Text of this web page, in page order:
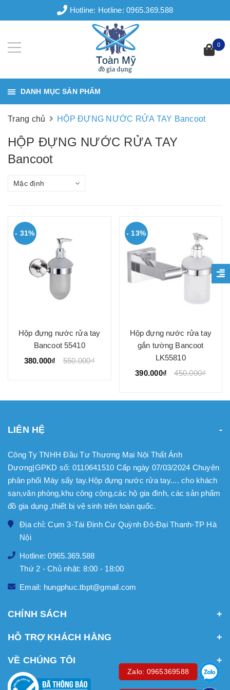
Hotline: Hotline: 0965.369.588
0
DANH MỤC SẢN PHẨM
Trang chủ HỘP ĐỰNG NƯỚC RỬA TAY Bancoot
HỘP ĐỰNG NƯỚC RỬA TAY
Bancoot
Mặc định
- 31%
Hộp đựng nước rửa tay
Bancoot 55410
380.000₫
550.000₫
- 13%
Hộp đựng nước rửa tay
gắn tường Bancoot
LK55810
390.000₫
450.000₫
LIÊN HỆ
Công Ty TNHH Đầu Tư Thương Mại Nội Thất Ánh
Dương|GPKD số: 0110641510 Cấp ngày 07/03/2024 Chuyên
phân phối Máy sấy tay.Hộp đựng nước rửa tay.... cho khách
sạn,văn phòng,khu công cộng,các hộ gia đình, các sản phẩm
đồ gia dụng ,thiết bị vệ sinh trên toàn quốc.
Địa chỉ: Cụm 3-Tái Định Cư Quỳnh Đô-Đại Thanh-TP Hà
Nội
Hotline: 0965.369.588
Thứ 2 - Chủ nhật: 8:00 - 18:00
Email: hungphuc.tbpt@gmail.com
CHÍNH SÁCH
HỖ TRỢ KHÁCH HÀNG
VỀ CHÚNG TÔI
Zalo: 0965369588